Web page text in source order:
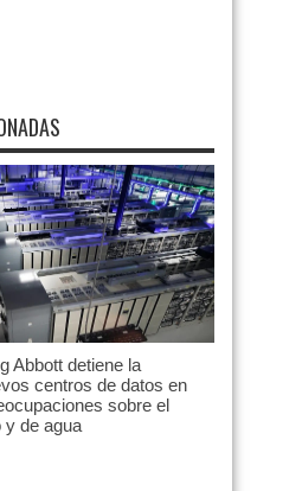
Abbott detiene la
centros de datos en
sobre el
y de agua